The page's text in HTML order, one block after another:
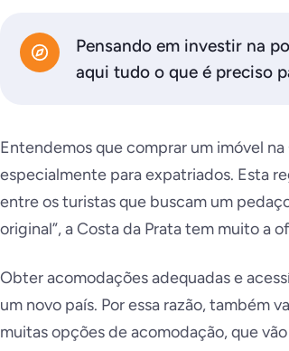
Pensando em investir na
aqui tudo o que é preciso
Entendemos que comprar um imóvel
especialmente para expatriados. Esta
entre os turistas que buscam um
original”, a Costa da Prata tem muito a
Obter acomodações adequadas e
um novo país. Por essa razão, também
muitas opções de acomodação, que